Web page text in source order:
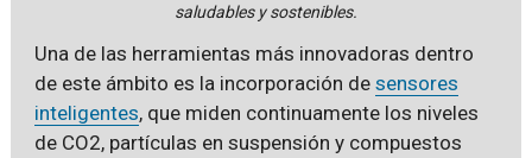
saludables y sostenibles.
Una de las herramientas más innovadoras dentro
de este ámbito es la incorporación de sensores
inteligentes, que miden continuamente los niveles
de CO2, partículas en suspensión y compuestos